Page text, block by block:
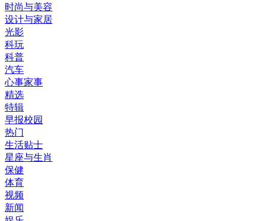
时尚与美容
设计与家居
光影
科玩
科普
汽车
心事家事
精选
特辑
早报校园
热门
生活贴士
星座与生肖
保健
体育
视频
新闻